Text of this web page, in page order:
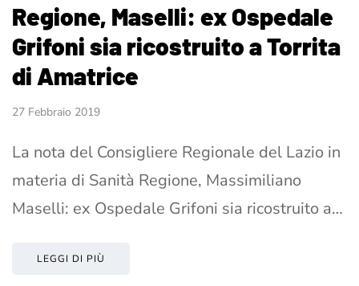
Regione, Maselli: ex Ospedale
Grifoni sia ricostruito a Torrita
di Amatrice
27 Febbraio 2019
La nota del Consigliere Regionale del Lazio in
materia di Sanità Regione, Massimiliano
Maselli: ex Ospedale Grifoni sia ricostruito a…
LEGGI DI PIÙ